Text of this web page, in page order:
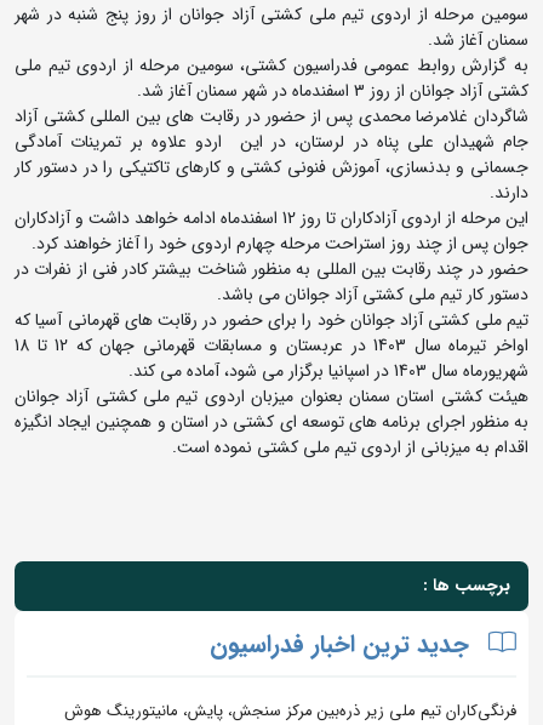
سومین مرحله از اردوی تیم ملی کشتی آزاد جوانان از روز پنج شنبه در شهر
سمنان آغاز شد.
به گزارش روابط عمومی فدراسیون کشتی، سومین مرحله از اردوی تیم ملی
کشتی آزاد جوانان از روز 3 اسفندماه در شهر سمنان آغاز شد.
شاگردان غلامرضا محمدی پس از حضور در رقابت های بین المللی کشتی آزاد
جام شهیدان علی پناه در لرستان، در این اردو علاوه بر تمرینات آمادگی
جسمانی و بدنسازی، آموزش فنونی کشتی و کارهای تاکتیکی را در دستور کار
دارند.
این مرحله از اردوی آزادکاران تا روز 12 اسفندماه ادامه خواهد داشت و آزادکاران
جوان پس از چند روز استراحت مرحله چهارم اردوی خود را آغاز خواهند کرد.
حضور در چند رقابت بین المللی به منظور شناخت بیشتر کادر فنی از نفرات در
دستور کار تیم ملی کشتی آزاد جوانان می باشد.
تیم ملی کشتی آزاد جوانان خود را برای حضور در رقابت های قهرمانی آسیا که
اواخر تیرماه سال 1403 در عربستان و مسابقات قهرمانی جهان که 12 تا 18
شهریورماه سال 1403 در اسپانیا برگزار می شود، آماده می کند.
هیئت کشتی استان سمنان بعنوان میزبان اردوی تیم ملی کشتی آزاد جوانان
به منظور اجرای برنامه های توسعه ای کشتی در استان و همچنین ایجاد انگیزه
اقدام به میزبانی از اردوی تیم ملی کشتی نموده است.
برچسب ها :
جدید ترین اخبار فدراسیون
فرنگی‌کاران تیم ملی زیر ذره‌بین مرکز سنجش، پایش، مانیتورینگ هوش